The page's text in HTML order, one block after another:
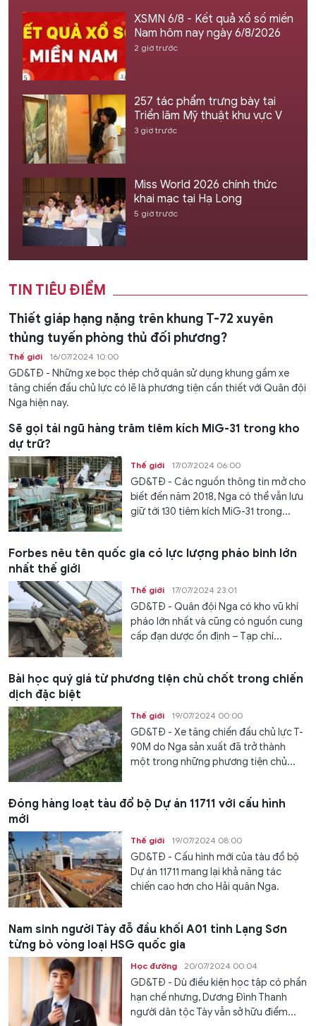
XSMN 6/8 - Kết quả xổ số miền
Nam hôm nay ngày 6/8/2026
2 giờ trước
257 tác phẩm trưng bày tại
Triển lãm Mỹ thuật khu vực V
3 giờ trước
Miss World 2026 chính thức
khai mạc tại Hạ Long
5 giờ trước
TIN TIÊU ĐIỂM
Thiết giáp hạng nặng trên khung T-72 xuyên
thủng tuyến phòng thủ đối phương?
Thế giới 16/07/2024 10:00
GD&TĐ - Những xe bọc thép chở quân sử dụng khung gầm xe
tăng chiến đấu chủ lực có lẽ là phương tiện cần thiết với Quân đội
Nga hiện nay.
Sẽ gọi tái ngũ hàng trăm tiêm kích MiG-31 trong kho
dự trữ?
Thế giới 17/07/2024 06:00
GD&TĐ - Các nguồn thông tin mở cho
biết đến năm 2018, Nga có thể vẫn lưu
giữ tới 130 tiêm kích MiG-31 trong...
Forbes nêu tên quốc gia có lực lượng pháo binh lớn
nhất thế giới
Thế giới 17/07/2024 23:01
GD&TĐ - Quân đội Nga có kho vũ khí
pháo lớn nhất và cũng có nguồn cung
cấp đạn dược ổn định – Tạp chí...
Bài học quý giá từ phương tiện chủ chốt trong chiến
dịch đặc biệt
Thế giới 19/07/2024 00:00
GD&TĐ - Xe tăng chiến đấu chủ lực T-
90M do Nga sản xuất đã trở thành
một trong những phương tiện chủ...
Đóng hàng loạt tàu đổ bộ Dự án 11711 với cấu hình
mới
Thế giới 19/07/2024 08:00
GD&TĐ - Cấu hình mới của tàu đổ bộ
Dự án 11711 mang lại khả năng tác
chiến cao hơn cho Hải quân Nga.
Nam sinh người Tày đỗ đầu khối A01 tỉnh Lạng Sơn
từng bỏ vòng loại HSG quốc gia
Học đường 20/07/2024 00:04
GD&TĐ - Dù điều kiện học tập có phần
hạn chế nhưng, Dương Đình Thanh
người dân tộc Tày vẫn sở hữu điểm...